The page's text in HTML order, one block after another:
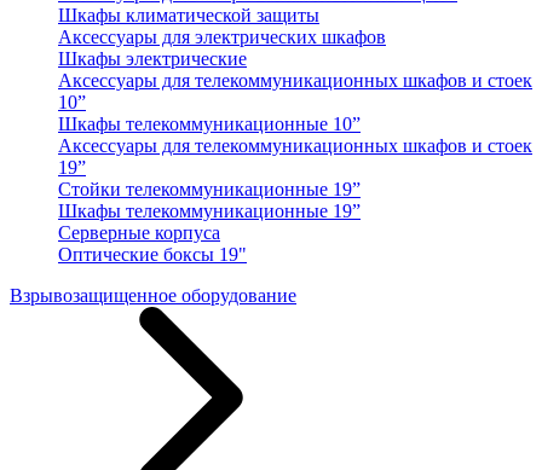
Шкафы климатической защиты
Аксессуары для электрических шкафов
Шкафы электрические
Аксессуары для телекоммуникационных шкафов и стоек
10”
Шкафы телекоммуникационные 10”
Аксессуары для телекоммуникационных шкафов и стоек
19”
Стойки телекоммуникационные 19”
Шкафы телекоммуникационные 19”
Серверные корпуса
Оптические боксы 19"
Взрывозащищенное оборудование